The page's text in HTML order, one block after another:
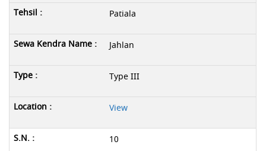
Patiala
Jahlan
Type III
View
10